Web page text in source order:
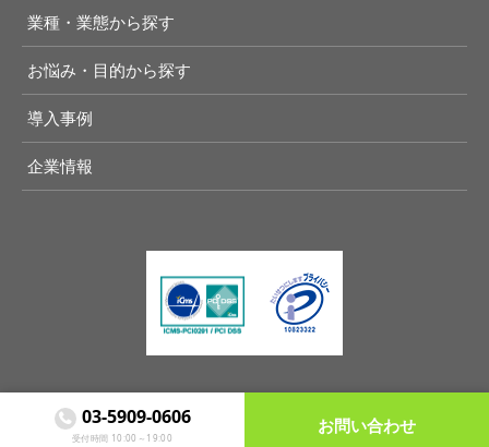
 03-5909-0606
受付時間 10:00～19:00
お問い合わせ
業種・業態から探す
お悩み・目的から探す
導入事例
企業情報
Copyright (C) Another lane, Inc. All Rights Reserved